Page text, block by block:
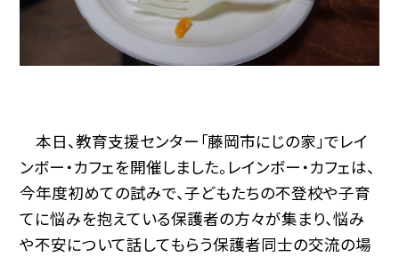
本日、教育支援センター「藤岡市にじの家」でレイ
ンボー・カフェを開催しました。レインボー・カフェは、
今年度初めての試みで、子どもたちの不登校や子育
てに悩みを抱えている保護者の方々が集まり、悩み
や不安について話してもらう保護者同士の交流の場